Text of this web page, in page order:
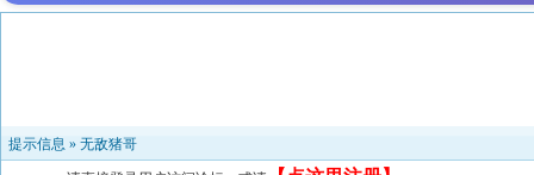
提示信息 » 无敌猪哥